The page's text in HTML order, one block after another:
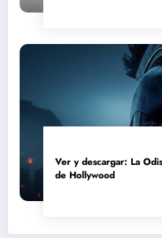
Ver y descargar: La
de Hollywood